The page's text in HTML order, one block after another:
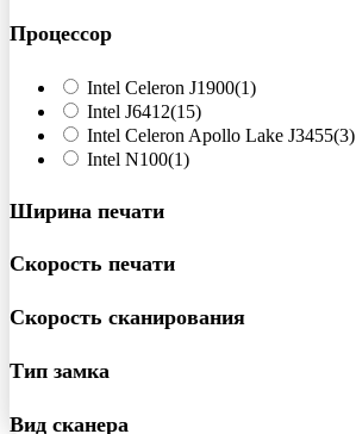
Процессор
Intel Celeron J1900(1)
Intel J6412(15)
Intel Celeron Apollo Lake J3455(3)
Intel N100(1)
Ширина печати
Скорость печати
Скорость сканирования
Тип замка
Вид сканера